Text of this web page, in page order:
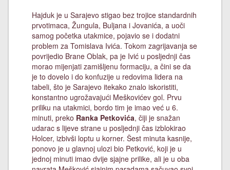
Hajduk je u Sarajevo stigao bez trojice standardnih
prvotimaca, Žungula, Buljana i Jovanića, a uoči
samog početka utakmice, pojavio se i dodatni
problem za Tomislava Ivića. Tokom zagrijavanja se
povrijedio Brane Oblak, pa je Ivić u posljednji čas
morao mijenjati zamišljenu formaciju, a čini se da
je to dovelo i do konfuzije u redovima lidera na
tabeli, što je Sarajevo itekako znalo iskoristiti,
konstantno ugrožavajući Meškovićev gol. Prvu
priliku na utakmici, bordo tim je imao već u 6.
minuti, preko Ranka Petkovića, čiji je snažan
udarac s lijeve strane u posljednji čas izblokirao
Holcer, izbivši loptu u korner. Šest minuta kasnije,
ponovo je u glavnoj ulozi bio Petković, koji je u
jednoj minuti imao dvije sjajne prilike, ali je u oba